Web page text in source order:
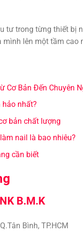
tư trong từng thiết bị
mình lên một tầm cao
Cơ Bản Đến Chuyên
nhất?
bản chất lượng
nail là bao nhiêu?
cần biết
B.M.K
Bình, TP.HCM